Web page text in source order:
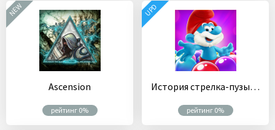
Ascension
рейтинг 0%
NEW
История стрелка-пузыря Смурфов
рейтинг 0%
UPD